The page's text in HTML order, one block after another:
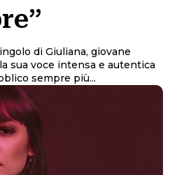
di Giuliana, giovane
sua voce intensa e autentica
sempre più...